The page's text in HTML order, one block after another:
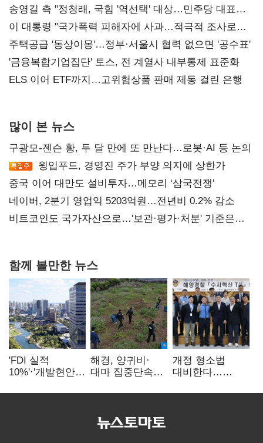
송영길 측 "정청래, 국힘 '역선택' 대상…민주당 대표로
총선 지휘 못해"
이 대통령 "국가폭력 피해자에 사과…적극적 조사로
진실 밝혀야"
주택공급 '동상이몽'…정부·서울시 협력 없으면 '공수표'
'금융복합기업집단' 토스, 전 계열사 내부통제 표준화
ELS 이어 ETF까지…고위험상품 판매 제동 걸린 은행
많이 본 뉴스
구광모-젠슨 황, 두 달 만에 또 만난다…로봇·AI 등 논의
윙입푸드, 경영진 주가 부양 의지에 상한가
중국 이어 대만도 설비투자…메모리 ‘삼국전쟁’
네이버, 2분기 영업익 5203억원…전년비 0.2% 감소
비트코인도 국가자산으로…'보관·평가·처분' 기준은
함께 볼만한 뉴스
'FDI 실적
10%'·'개발현안
인천경제청장
해경, 양귀비·
대마 집중단속…
249명 검거
개정 형소법
대비한다…
'수사혁신TF'